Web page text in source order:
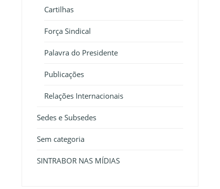
Cartilhas
Força Sindical
Palavra do Presidente
Publicações
Relações Internacionais
Sedes e Subsedes
Sem categoria
SINTRABOR NAS MÍDIAS